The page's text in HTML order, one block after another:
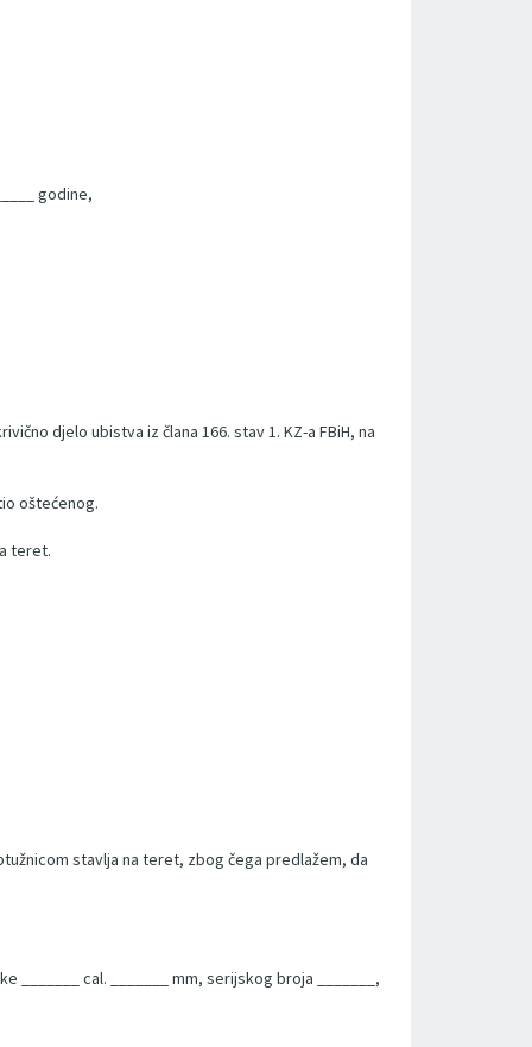
godine,
djelo ubistva iz člana 166. stav 1. KZ-a FBiH, na
oštećenog.
teret.
stavlja na teret, zbog čega predlažem, da
_______ cal. _______ mm, serijskog broja _______,